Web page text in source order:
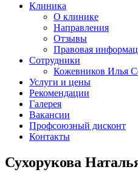
Клиника
О клинике
Направления
Отзывы
Правовая
Сотрудники
Кожевников Илья
Услуги и цены
Рекомендации
Галерея
Вакансии
Профсоюзный дисконт
Контакты
Сухорукова